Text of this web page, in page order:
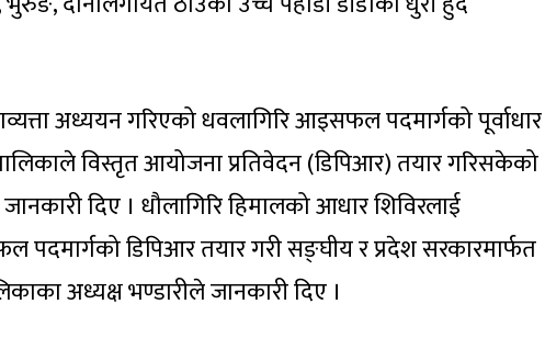
अध्ययन गरिएको धवलागिरि आइसफल पदमार्गको पूर्वाधार
विस्तृत आयोजना प्रतिवेदन (डिपिआर) तयार गरिसकेको
दिए । धौलागिरि हिमालको आधार शिविरलाई
डिपिआर तयार गरी सङ्घीय र प्रदेश सरकारमार्फत
अध्यक्ष भण्डारीले जानकारी दिए ।